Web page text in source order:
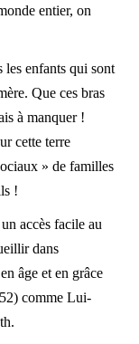
entier, on
les enfants qui sont
Que ces bras
à manquer !
cette terre
» de familles
!
accès facile au
dans
âge et en grâce
comme Lui-